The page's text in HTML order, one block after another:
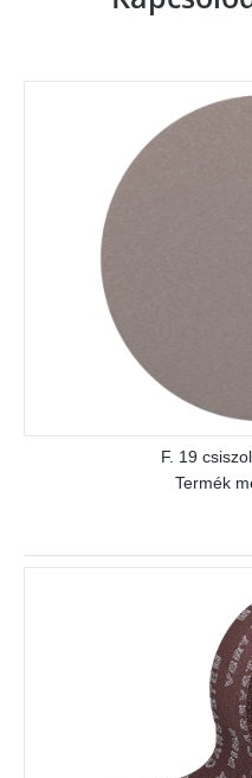
F. 19
Termék